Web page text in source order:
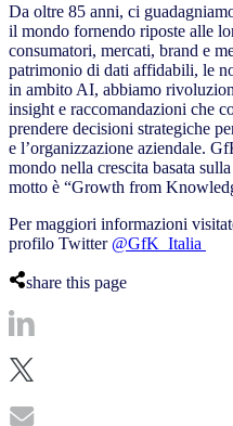
Da oltre 85 anni, ci
il mondo fornendo riposte alle
consumatori, mercati, brand e
patrimonio di dati affidabili, le
in ambito AI, abbiamo
insight e raccomandazioni che
prendere decisioni strategiche
e l’organizzazione aziendale.
mondo nella crescita basata
motto è “Growth from
Per maggiori informazioni
profilo Twitter @GfK_Italia
share this page